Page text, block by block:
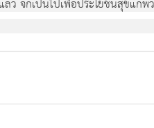
จักเปนไปเพื่อประโยชนสุขแก